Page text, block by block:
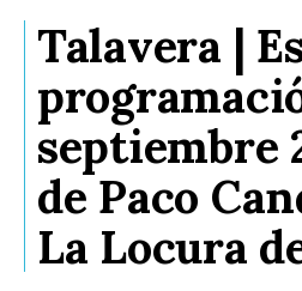
Talavera |
septiembre
de Paco
La Locura